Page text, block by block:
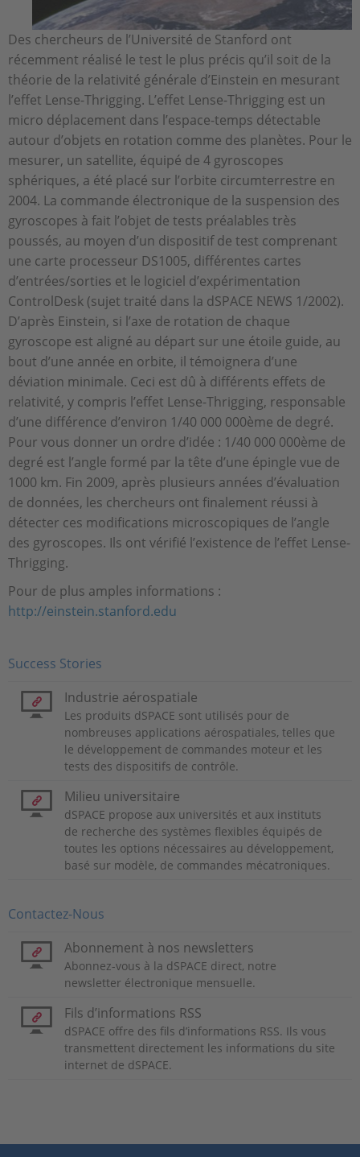
Des chercheurs de l’Université de Stanford ont
récemment réalisé le test le plus précis qu’il soit de la
théorie de la relativité générale d’Einstein en mesurant
l’effet Lense-Thrigging. L’effet Lense-Thrigging est un
micro déplacement dans l’espace-temps détectable
autour d’objets en rotation comme des planètes. Pour le
mesurer, un satellite, équipé de 4 gyroscopes
sphériques, a été placé sur l’orbite circumterrestre en
2004. La commande électronique de la suspension des
gyroscopes à fait l’objet de tests préalables très
poussés, au moyen d’un dispositif de test comprenant
une carte processeur DS1005, différentes cartes
d’entrées/sorties et le logiciel d’expérimentation
ControlDesk (sujet traité dans la dSPACE NEWS 1/2002).
D’après Einstein, si l’axe de rotation de chaque
gyroscope est aligné au départ sur une étoile guide, au
bout d’une année en orbite, il témoignera d’une
déviation minimale. Ceci est dû à différents effets de
relativité, y compris l’effet Lense-Thrigging, responsable
d’une différence d’environ 1/40 000 000ème de degré.
Pour vous donner un ordre d’idée : 1/40 000 000ème de
degré est l’angle formé par la tête d’une épingle vue de
1000 km. Fin 2009, après plusieurs années d’évaluation
de données, les chercheurs ont finalement réussi à
détecter ces modifications microscopiques de l’angle
des gyroscopes. Ils ont vérifié l’existence de l’effet Lense-
Thrigging.
Pour de plus amples informations :
http://einstein.stanford.edu
Success Stories
Industrie aérospatiale
Les produits dSPACE sont utilisés pour de
nombreuses applications aérospatiales, telles que
le développement de commandes moteur et les
tests des dispositifs de contrôle.
Milieu universitaire
dSPACE propose aux universités et aux instituts
de recherche des systèmes flexibles équipés de
toutes les options nécessaires au développement,
basé sur modèle, de commandes mécatroniques.
Contactez-Nous
Abonnement à nos newsletters
Abonnez-vous à la dSPACE direct, notre
newsletter électronique mensuelle.
Fils d’informations RSS
dSPACE offre des fils d’informations RSS. Ils vous
transmettent directement les informations du site
internet de dSPACE.